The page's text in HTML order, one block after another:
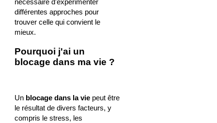
nécessaire d'expérimenter
différentes approches pour
trouver celle qui convient le
mieux.
Pourquoi j'ai un
blocage dans ma vie ?
Un blocage dans la viepeut être
le résultat de divers facteurs, y
compris le stress, les